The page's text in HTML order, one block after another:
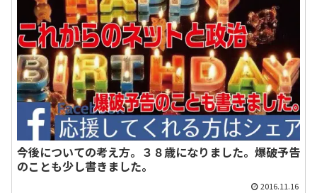
今後についての考え方。３８歳になりました。爆破予告
のことも少し書きました。
2016.11.16